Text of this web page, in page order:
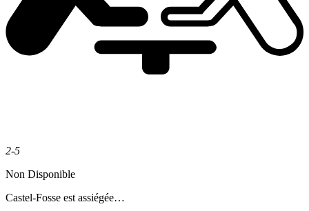
2-5
Non Disponible
Castel-Fosse est assiégée…